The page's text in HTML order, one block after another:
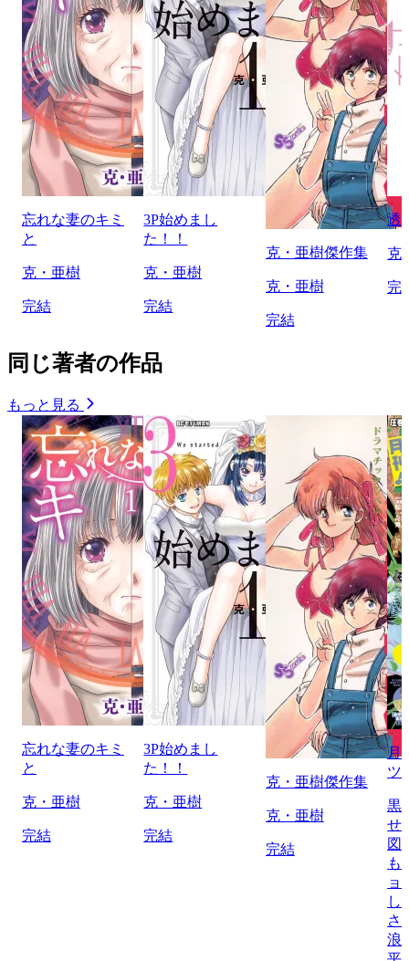
忘れな妻のキミ
と
克・亜樹
完結
3P始めまし
た！！
克・亜樹
完結
克・亜樹傑作集
克・亜樹
完結
透
克
完
同じ著者の作品
もっと見る
忘れな妻のキミ
と
克・亜樹
完結
3P始めまし
た！！
克・亜樹
完結
克・亜樹傑作集
克・亜樹
完結
月
ツ
黒
せ
図
も
ョ
し
さ
浪